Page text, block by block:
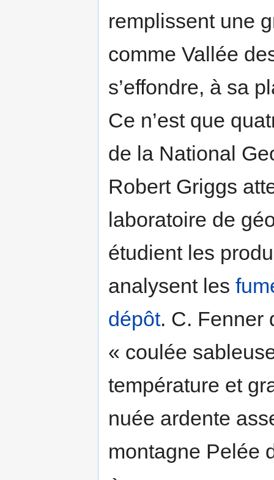
remplissent une
comme Vallée
s’effondre, à sa
Ce n’est que
de la National
Robert Griggs
laboratoire de
étudient les
analysent les
dépôt. C. Fenner
« coulée
température et
nuée ardente
montagne Pelée